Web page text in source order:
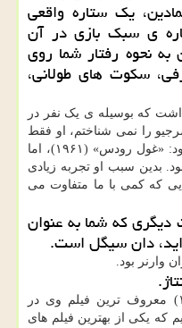
یک ستاره واقعی
ی سبک بازی در آن
به نحوه رفتار شما روی
سکوت های طولانی،
که بوسیله ی یک نفر در
را نمی شناختم، او فقط
یک فیلم به عنوان کارگردان ساخته بود: «غول رودس» (۱۹۶۱)، اما
بدین سبب او تجربه زیادی
که کمی با ما متفاوت می
که شما به عنوان
دان سیگل است.
وارنر بود.
فیلم «هجوم ربایندگان جسم» (۱۹۵۶) معروف ترین فیلم وی در
که یکی از بهترین فیلم های